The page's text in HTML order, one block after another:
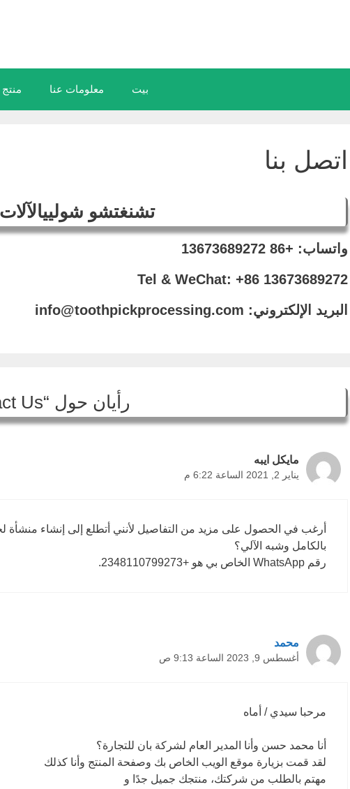
بيت معلومات عنا منتج
اتصل بنا
تشنغتشو
واتساب: +86 13673689272
Tel & WeChat: +86 13673689272
البريد الإلكتروني: info@toothpickprocessing.com
رأيان حول “Contact Us”
مايكل ايبه
يناير 2, 2021 الساعة 6:22 م
أرغب في الحصول على مزيد من التفاصيل لأنني أتطلع إلى إنشاء منشأة
بالكامل وشبه الآلي؟
رقم WhatsApp الخاص بي هو +2348110799273.
محمد
أغسطس 9, 2023 الساعة 9:13 ص
مرحبا سيدي / أماه
أنا محمد حسن وأنا المدير العام لشركة بان للتجارة؟
لقد قمت بزيارة موقع الويب الخاص بك وصفحة المنتج وأنا كذلك
مهتم بالطلب من شركتك، منتجك جميل جدًا و